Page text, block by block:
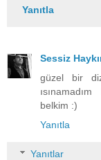
Yanıtla
Sessiz
güzel bir
belkim :)
Yanıtla
Yanıtlar